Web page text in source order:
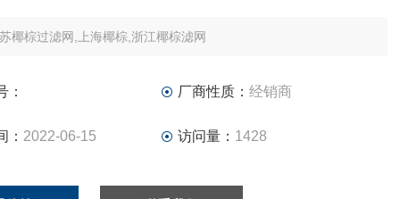
椰棕过滤网,上海椰棕,浙江椰棕滤网
： 厂商性质： 经销商
： 2022-06-15 访问量： 1428